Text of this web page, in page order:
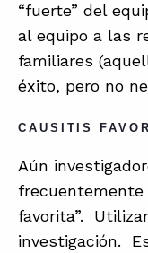
“fuerte” del
al equipo a las
familiares
éxito, pero no
CAUSITIS
Aún
frecuentemente
favorita”.
investigación.